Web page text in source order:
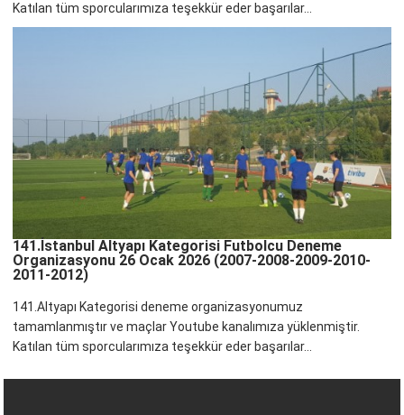
Katılan tüm sporcularımıza teşekkür eder başarılar...
141.İstanbul Altyapı Kategorisi Futbolcu Deneme
Organizasyonu 26 Ocak 2026 (2007-2008-2009-2010-
2011-2012)
141.Altyapı Kategorisi deneme organizasyonumuz
tamamlanmıştır ve maçlar Youtube kanalımıza yüklenmiştir.
Katılan tüm sporcularımıza teşekkür eder başarılar...